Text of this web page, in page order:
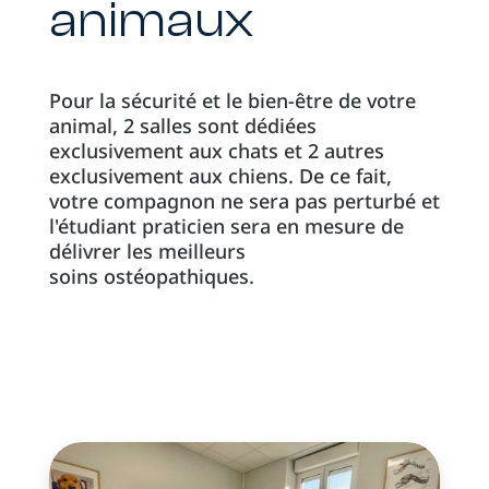
animaux
Pour la sécurité et le bien-être de votre
animal, 2 salles sont dédiées
exclusivement aux chats et 2 autres
exclusivement aux chiens. De ce fait,
votre compagnon ne sera pas perturbé et
l'étudiant praticien sera en mesure de
délivrer les meilleurs
soins ostéopathiques.